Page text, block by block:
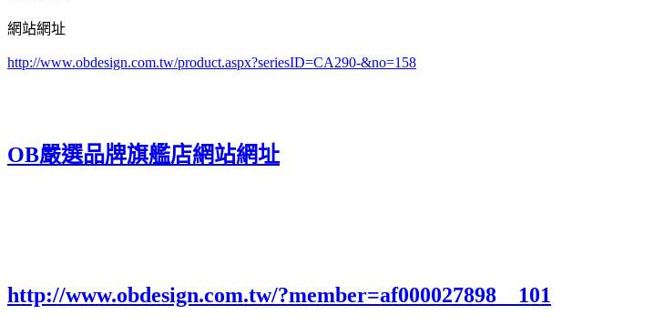
網站網址
http://www.obdesign.com.tw/product.aspx?seriesID=CA290-&no=158
OB嚴選品牌旗艦店網站網址
http://www.obdesign.com.tw/?member=af000027898__101